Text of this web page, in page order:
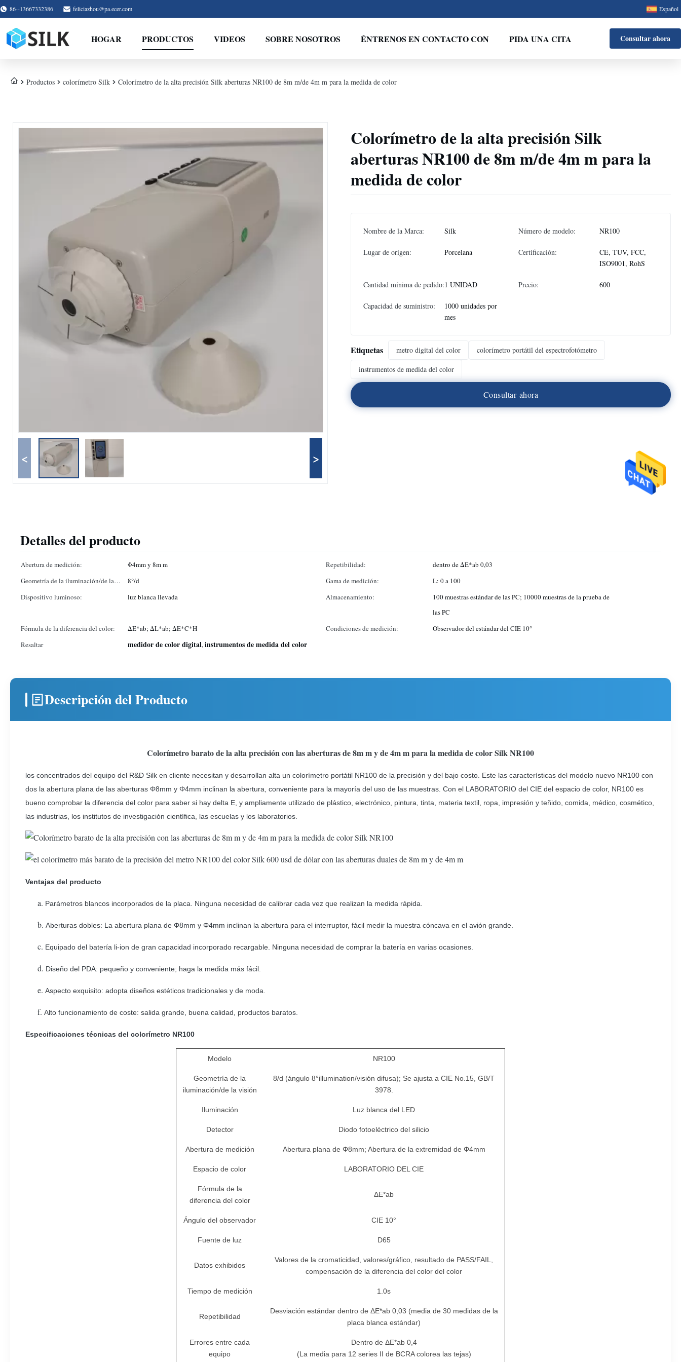
86--13667332386 feliciazhou@pa.ecer.com Español
HOGAR PRODUCTOS VIDEOS SOBRE NOSOTROS ÉNTRENOS EN CONTACTO CON PIDA UNA CITA Consultar ahora
Productos colorímetro Silk Colorímetro de la alta precisión Silk aberturas NR100 de 8m m/de 4m m para la medida de color
< >
Colorímetro de la alta precisión Silk
aberturas NR100 de 8m m/de 4m m para la
medida de color
Nombre de la Marca: Silk Número de modelo: NR100
Lugar de origen: Porcelana Certificación:
CE, TUV, FCC,
ISO9001, RohS
Cantidad mínima de pedido:1 UNIDAD Precio: 600
Capacidad de suministro:
1000 unidades por
mes
Etiquetas metro digital del color
colorímetro portátil del espectrofotómetro
instrumentos de medida del color
Consultar ahora
Detalles del producto
Abertura de medición: Φ4mm y 8m m Repetibilidad:
dentro de ΔE*ab 0,03
Geometría de la iluminación/de la
visión:
8°/d Gama de medición:
L: 0 a 100
Dispositivo luminoso:
luz blanca llevada Almacenamiento:
100 muestras estándar de las PC; 10000 muestras de la prueba de
las PC
Fórmula de la diferencia del color:
ΔE*ab; ΔL*ab; ΔE*C*H Condiciones de medición:
Observador del estándar del CIE 10°
Resaltar
medidor de color digital,instrumentos de medida del color
Descripción del Producto
Colorímetro barato de la alta precisión con las aberturas de 8m m y de 4m m para la medida de color Silk NR100
los concentrados del equipo del R&D Silk en cliente necesitan y desarrollan alta un colorímetro portátil NR100 de la precisión y del bajo costo. Este las características del modelo nuevo NR100 con
dos la abertura plana de las aberturas Φ8mm y Φ4mm inclinan la abertura, conveniente para la mayoría del uso de las muestras. Con el LABORATORIO del CIE del espacio de color, NR100 es
bueno comprobar la diferencia del color para saber si hay delta E, y ampliamente utilizado de plástico, electrónico, pintura, tinta, materia textil, ropa, impresión y teñido, comida, médico, cosmético,
las industrias, los institutos de investigación científica, las escuelas y los laboratorios.
Ventajas del producto
a. Parámetros blancos incorporados de la placa. Ninguna necesidad de calibrar cada vez que realizan la medida rápida.
b. Aberturas dobles: La abertura plana de Φ8mm y Φ4mm inclinan la abertura para el interruptor, fácil medir la muestra cóncava en el avión grande.
c. Equipado del batería li-ion de gran capacidad incorporado recargable. Ninguna necesidad de comprar la batería en varias ocasiones.
d. Diseño del PDA: pequeño y conveniente; haga la medida más fácil.
e. Aspecto exquisito: adopta diseños estéticos tradicionales y de moda.
f. Alto funcionamiento de coste: salida grande, buena calidad, productos baratos.
Especificaciones técnicas del colorímetro NR100
Modelo NR100
Geometría de la
iluminación/de la visión
8/d (ángulo 8°illumination/visión difusa); Se ajusta a CIE No.15, GB/T
3978.
Iluminación Luz blanca del LED
Detector Diodo fotoeléctrico del silicio
Abertura de medición Abertura plana de Φ8mm; Abertura de la extremidad de Φ4mm
Espacio de color LABORATORIO DEL CIE
Fórmula de la
diferencia del color
ΔE*ab
Ángulo del observador CIE 10°
Fuente de luz D65
Datos exhibidos
Valores de la cromaticidad, valores/gráfico, resultado de PASS/FAIL,
compensación de la diferencia del color del color
Tiempo de medición 1.0s
Repetibilidad
Desviación estándar dentro de ΔE*ab 0,03 (media de 30 medidas de la
placa blanca estándar)
Errores entre cada
equipo
Dentro de ΔE*ab 0,4
(La media para 12 series II de BCRA colorea las tejas)